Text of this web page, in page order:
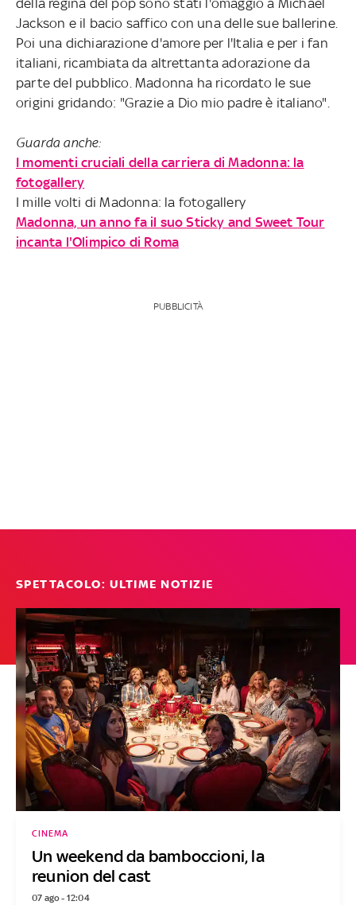
della regina del pop sono stati l'omaggio a Michael
Jackson e il bacio saffico con una delle sue ballerine.
Poi una dichiarazione d'amore per l'Italia e per i fan
italiani, ricambiata da altrettanta adorazione da
parte del pubblico. Madonna ha ricordato le sue
origini gridando: "Grazie a Dio mio padre è italiano".
Guarda anche:
I momenti cruciali della carriera di Madonna: la
fotogallery
I mille volti di Madonna: la fotogallery
Madonna, un anno fa il suo Sticky and Sweet Tour
incanta l'Olimpico di Roma
PUBBLICITÀ
SPETTACOLO: ULTIME NOTIZIE
Un weekend da bamboccioni, la
reunion del cast
CINEMA
07 ago - 12:04